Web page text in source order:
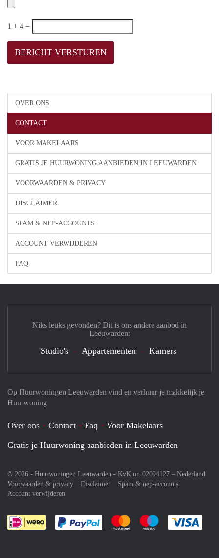
OVER ONS
CONTACT
VOOR MAKELAARS
GRATIS JE HUURWONING AANBIEDEN IN LEEUWARDEN
VOORWAARDEN & PRIVACY
DISCLAIMER
SPAM & NEP-ACCOUNTS
ACCOUNT VERWIJDEREN
FAQ
1 + 4 =
Op Huurwoningen Leeuwarden vind en verhuur je makkelijk je
Huurwoning
Over ons Contact Faq
Voor Makelaars
Gratis je Huurwoning aanbieden in Leeuwarden
© 2026 - Huurwoningen Leeuwarden - KvK nr. 02094127 – Nederland
Voorwaarden & privacy
Disclaimer
Spam & nep-accounts
Account verwijderen
Je rekent gemakkelijk af met Paypal
Je rekent gemakkelijk af met
Je rekent
Niks leuks gevonden? Dit is ons andere aanbod in
Leeuwarden:
Studio's Appartementen Kamers